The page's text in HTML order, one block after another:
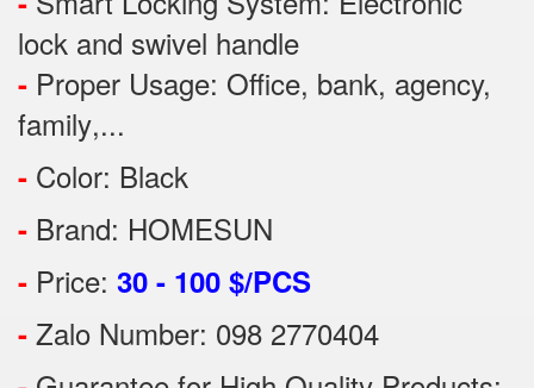
lock and swivel handle
- Proper Usage: Office, bank, agency,
family,...
- Color: Black
- Brand: HOMESUN
- Price: 30 - 100 $/PCS
- Zalo Number: 098 2770404